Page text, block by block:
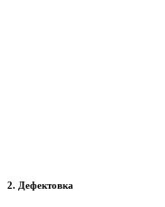
2. Дефектовка